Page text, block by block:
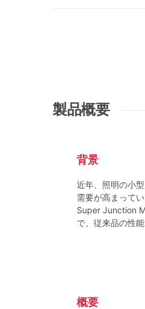
製品概要
背景
近年、照明の小
需要が高まってい
Super Junction
で、従来品の性
概要